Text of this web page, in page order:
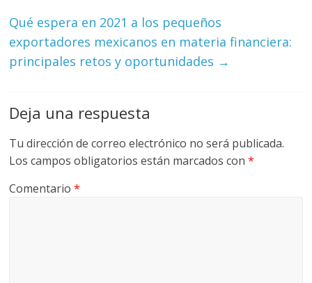
Qué espera en 2021 a los pequeños
exportadores mexicanos en materia financiera:
principales retos y oportunidades →
Deja una respuesta
Tu dirección de correo electrónico no será publicada.
Los campos obligatorios están marcados con*
Comentario*